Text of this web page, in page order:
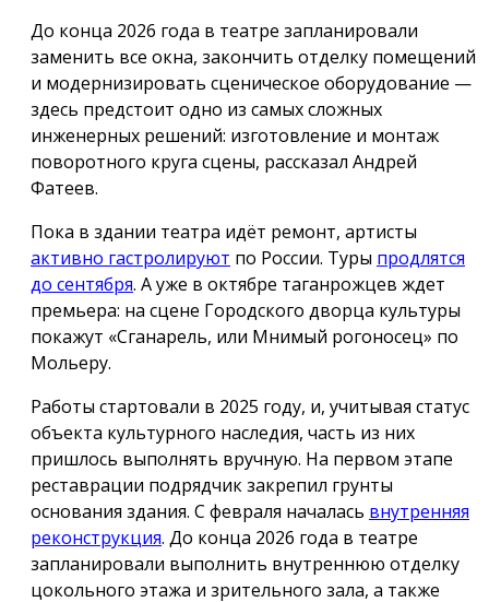
До конца 2026 года в театре запланировали
заменить все окна, закончить отделку помещений
и модернизировать сценическое оборудование —
здесь предстоит одно из самых сложных
инженерных решений: изготовление и монтаж
поворотного круга сцены, рассказал Андрей
Фатеев.
Пока в здании театра идёт ремонт, артисты
активно гастролируют по России. Туры продлятся
до сентября. А уже в октябре таганрожцев ждет
премьера: на сцене Городского дворца культуры
покажут «Сганарель, или Мнимый рогоносец» по
Мольеру.
Работы стартовали в 2025 году, и, учитывая статус
объекта культурного наследия, часть из них
пришлось выполнять вручную. На первом этапе
реставрации подрядчик закрепил грунты
основания здания. С февраля началась внутренняя
реконструкция. До конца 2026 года в театре
запланировали выполнить внутреннюю отделку
цокольного этажа и зрительного зала, а также